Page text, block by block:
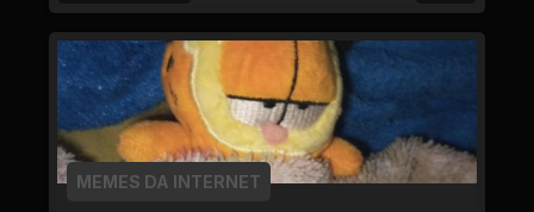
MEMES DA INTERNET